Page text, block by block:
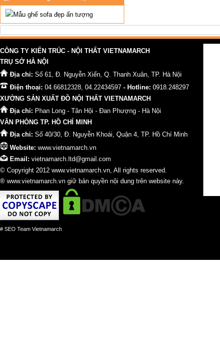
CÔNG TY KIẾN TRÚC - NỘI THẤT VIETNAMARCH
TRỤ SỞ HÀ NỘI
Địa chỉ: Số 61, Đ. Nguyễn Xiển, Q. Thanh Xuân, TP. Hà Nội
Điện thoại: 04.66812328, 04.22434597 - Hotline: 0918.248297
XƯỞNG SẢN XUẤT ĐỒ NỘI THẤT VIETNAMARCH
Địa chỉ: Phan Long - Tân Hội - Đan Phượng - Hà Nội
VĂN PHÒNG TP. HỒ CHÍ MINH
Địa chỉ: Số 40/30, Đ. Nguyễn Khoái, Quận 4, TP. Hồ Chí Minh
Website: www.vietnamarch.vn
Email: vietnamarch.ltd@gmail.com
© Copyright 2012 www.vietnamarch.vn, All rights reserved.
® www.vietnamarch.vn giữ bản quyền nội dung trên website này.
# SEO Team Vietnamarch